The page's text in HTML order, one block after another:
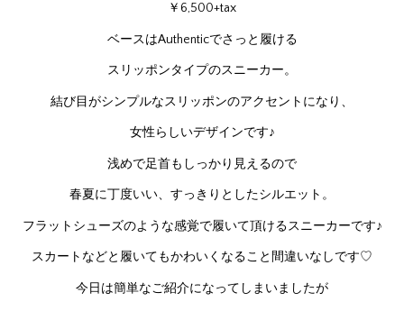
￥6,500+tax
ベースはAuthenticでさっと履ける
スリッポンタイプのスニーカー。
結び目がシンプルなスリッポンのアクセントになり、
女性らしいデザインです♪
浅めで足首もしっかり見えるので
春夏に丁度いい、すっきりとしたシルエット。
フラットシューズのような感覚で履いて頂けるスニーカーです♪
スカートなどと履いてもかわいくなること間違いなしです♡
今日は簡単なご紹介になってしまいましたが